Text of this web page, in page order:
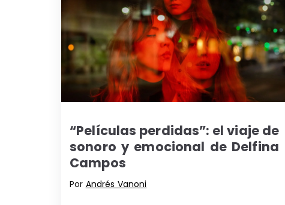
“Películas perdidas”: el viaje de
sonoro y emocional de Delfina
Campos
Por Andrés Vanoni